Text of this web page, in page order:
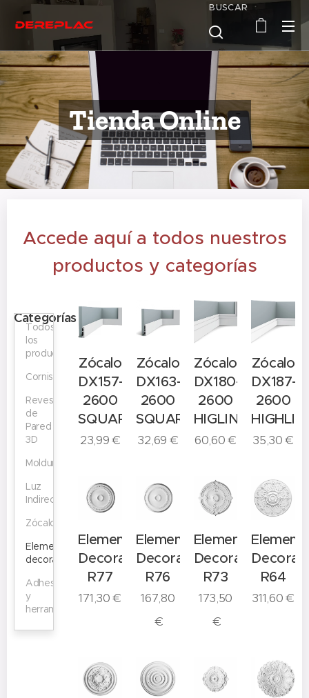
BUSCAR
Tienda Online
Accede aquí a todos nuestros
productos y categorías
Categorías
Todos
los
productos
Cornisas
Revestimiento
de
Pared
3D
Molduras
Luz
Indirecta
Zócalos
Elementos
decorativos
Adhesivos
y
herramientas
Zócalo
DX157-
2600
SQUARE
23,99€
Zócalo
DX163-
2600
SQUARE
32,69 €
Zócalo
DX180-
2600
HIGLINE
60,60€
Zócalo
DX187-
2600
35,30€
Elemento
Decorativo
R77
171,30€
Elemento
Decorativo
R76
167,80
€
Elemento
Decorativo
R73
173,50
€
R64
311,60€